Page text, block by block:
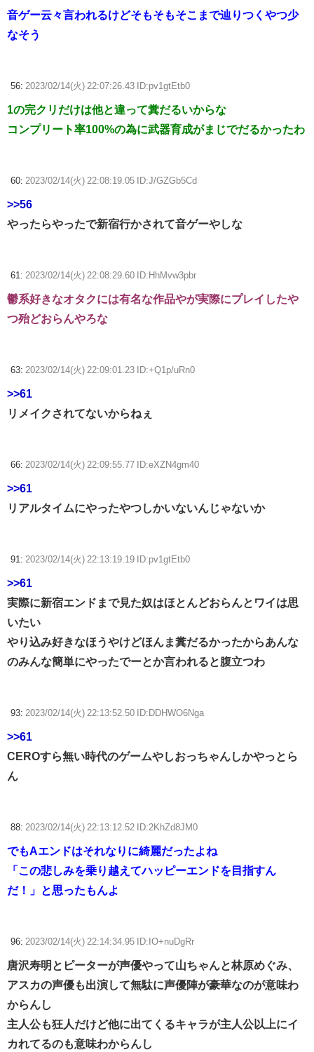
音ゲー云々言われるけどそもそもそこまで辿りつくやつ少
なそう
56: 2023/02/14(火) 22:07:26.43 ID:pv1gtEtb0
1の完クリだけは他と違って糞だるいからな
コンプリート率100%の為に武器育成がまじでだるかったわ
60: 2023/02/14(火) 22:08:19.05 ID:J/GZGb5Cd
>>56
やったらやったで新宿行かされて音ゲーやしな
61: 2023/02/14(火) 22:08:29.60 ID:HhMvw3pbr
鬱系好きなオタクには有名な作品やが実際にプレイしたや
つ殆どおらんやろな
63: 2023/02/14(火) 22:09:01.23 ID:+Q1p/uRn0
>>61
リメイクされてないからねぇ
66: 2023/02/14(火) 22:09:55.77 ID:eXZN4gm40
>>61
リアルタイムにやったやつしかいないんじゃないか
91: 2023/02/14(火) 22:13:19.19 ID:pv1gtEtb0
>>61
実際に新宿エンドまで見た奴はほとんどおらんとワイは思
いたい
やり込み好きなほうやけどほんま糞だるかったからあんな
のみんな簡単にやったでーとか言われると腹立つわ
93: 2023/02/14(火) 22:13:52.50 ID:DDHWO6Nga
>>61
CEROすら無い時代のゲームやしおっちゃんしかやっとら
ん
88: 2023/02/14(火) 22:13:12.52 ID:2KhZd8JM0
でもAエンドはそれなりに綺麗だったよね
「この悲しみを乗り越えてハッピーエンドを目指すん
だ！」と思ったもんよ
96: 2023/02/14(火) 22:14:34.95 ID:IO+nuDgRr
唐沢寿明とピーターが声優やって山ちゃんと林原めぐみ、
アスカの声優も出演して無駄に声優陣が豪華なのが意味わ
からんし
主人公も狂人だけど他に出てくるキャラが主人公以上にイ
カれてるのも意味わからんし